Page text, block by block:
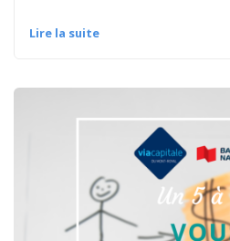
Lire la suite